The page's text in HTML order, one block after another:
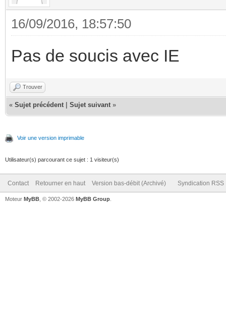
16/09/2016, 18:57:50
Pas de soucis avec IE
Trouver
« Sujet précédent Sujet suivant »
Voir une version imprimable
Utilisateur(s) parcourant ce sujet : 1 visiteur(s)
Contact Retourner en haut Version bas-débit (Archivé) Syndication RSS
Moteur MyBB , © 2002-2026 MyBB Group